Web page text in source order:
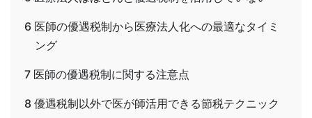
6 医師の優遇税制から医療法人化への最適なタイミ
ング
7 医師の優遇税制に関する注意点
8 優遇税制以外で医が師活用できる節税テクニック